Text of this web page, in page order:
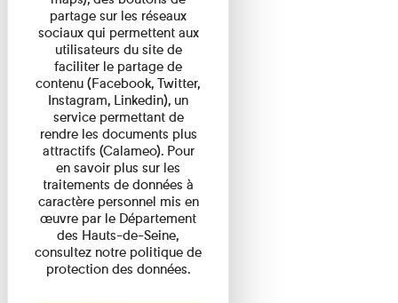
partage sur les réseaux
sociaux qui permettent aux
utilisateurs du site de
faciliter le partage de
contenu (Facebook, Twitter,
Instagram, Linkedin), un
service permettant de
rendre les documents plus
attractifs (Calameo). Pour
en savoir plus sur les
traitements de données à
caractère personnel mis en
œuvre par le Département
des Hauts-de-Seine,
consultez notre politique de
protection des données.